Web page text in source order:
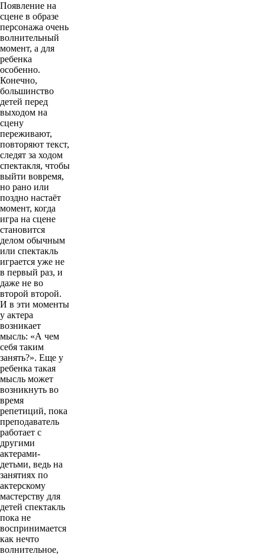
Появление на
сцене в образе
персонажа очень
волнительный
момент, а для
ребенка
особенно.
Конечно,
большинство
детей перед
выходом на
сцену
переживают,
повторяют текст,
следят за ходом
спектакля, чтобы
выйти вовремя,
но рано или
поздно настаёт
момент, когда
игра на сцене
становится
делом обычным
или спектакль
играется уже не
в первый раз, и
даже не во
второй второй.
И в эти моменты
у актера
возникает
мысль: «А чем
себя таким
занять?». Еще у
ребенка такая
мысль может
возникнуть во
время
репетиций, пока
преподаватель
работает с
другими
актерами-
детьми, ведь на
занятиях по
актерскому
мастерству для
детей спектакль
пока не
воспринимается
как нечто
волнительное,